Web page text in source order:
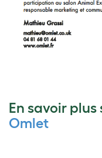
En savoir plus
Omlet